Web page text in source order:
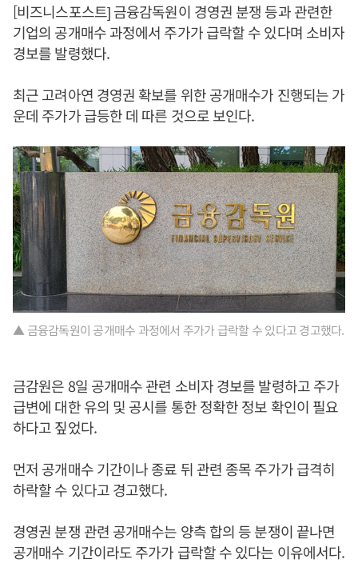
[비즈니스포스트] 금융감독원이 경영권 분쟁 등과 관련한
기업의 공개매수 과정에서 주가가 급락할 수 있다며 소비자
경보를 발령했다.
최근 고려아연 경영권 확보를 위한 공개매수가 진행되는 가
운데 주가가 급등한 데 따른 것으로 보인다.
▲ 금융감독원이 공개매수 과정에서 주가가 급락할 수 있다고 경고했다.
금감원은 8일 공개매수 관련 소비자 경보를 발령하고 주가
급변에 대한 유의 및 공시를 통한 정확한 정보 확인이 필요
하다고 짚었다.
먼저 공개매수 기간이나 종료 뒤 관련 종목 주가가 급격히
하락할 수 있다고 경고했다.
경영권 분쟁 관련 공개매수는 양측 합의 등 분쟁이 끝나면
공개매수 기간이라도 주가가 급락할 수 있다는 이유에서다.